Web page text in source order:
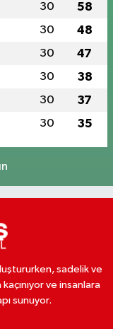
30 58
30 48
30 47
30 38
30 37
30 35
sadelik ve
ve insanlara
sunuyor.